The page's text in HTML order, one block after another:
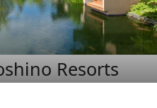
Resorts